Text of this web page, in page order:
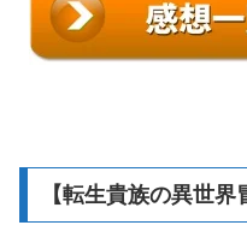
【転生貴族の異世